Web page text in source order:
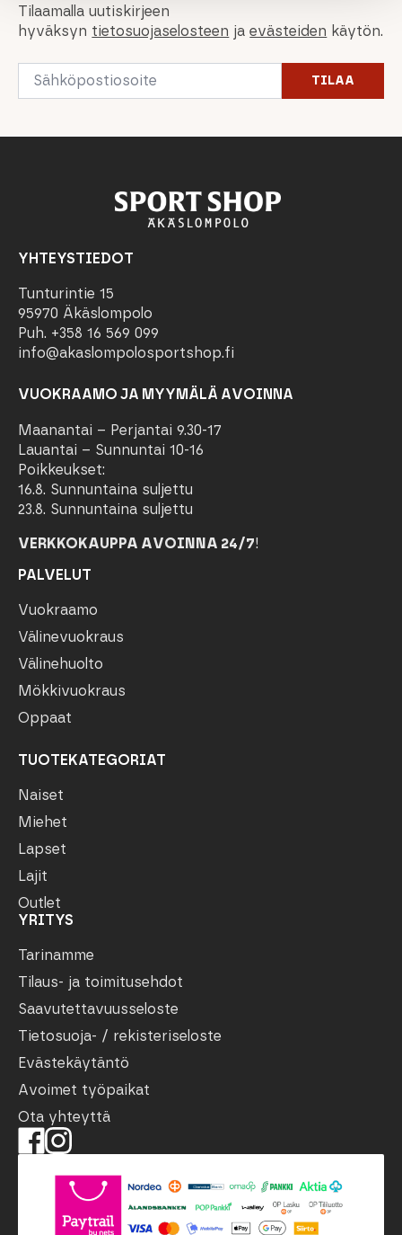
Tilaamalla uutiskirjeen
hyväksyn tietosuojaselosteen jaevästeiden käytön.
Email
TILAA
YHTEYSTIEDOT
Tunturintie 15
95970 Äkäslompolo
Puh. +358 16 569 099
info@akaslompolosportshop.fi
VUOKRAAMO JA MYYMÄLÄ AVOINNA
Maanantai – Perjantai 9.30-17
Lauantai – Sunnuntai 10-16
Poikkeukset:
16.8. Sunnuntaina suljettu
23.8. Sunnuntaina suljettu
VERKKOKAUPPA AVOINNA 24/7!
PALVELUT
Vuokraamo
Välinevuokraus
Välinehuolto
Mökkivuokraus
Oppaat
TUOTEKATEGORIAT
Naiset
Miehet
Lapset
Lajit
Outlet
YRITYS
Tarinamme
Tilaus- ja toimitusehdot
Saavutettavuusseloste
Tietosuoja- / rekisteriseloste
Evästekäytäntö
Avoimet työpaikat
Ota yhteyttä